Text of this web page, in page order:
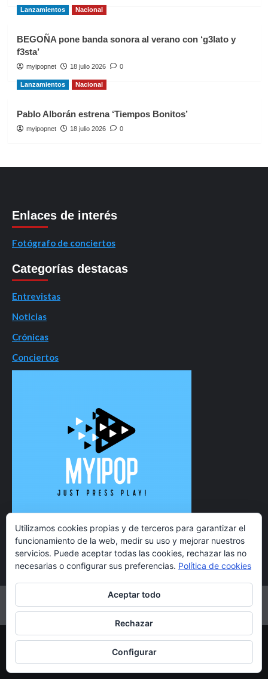
Lanzamientos Nacional
BEGOÑA pone banda sonora al verano con ‘g3lato y
f3sta’
myipopnet 18 julio 2026 0
Lanzamientos Nacional
Pablo Alborán estrena ‘Tiempos Bonitos’
myipopnet 18 julio 2026 0
Enlaces de interés
Fotógrafo de conciertos
Categorías destacas
Entrevistas
Noticias
Crónicas
Conciertos
TwitterInstagramFacebookYouTube
Copyright 2021 MyiPop © Todos los derechos reservados.
por AF themes.
Utilizamos cookies propias y de terceros para garantizar el
funcionamiento de la web, medir su uso y mejorar nuestros
servicios. Puede aceptar todas las cookies, rechazar las no
necesarias o configurar sus preferencias. Política de cookies
Aceptar todo
Rechazar
Configurar